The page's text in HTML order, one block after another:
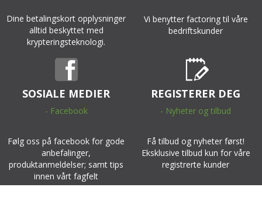
Dine betalingskort opplysninger
alltid beskyttet med
krypteringsteknologi.
Vi benytter factoring til våre
bedriftskunder
SOSIALE MEDIER
- Facebook
Følg oss på facebook for gode
anbefalinger,
produktanmeldelser; samt tips
innen vårt fagfelt
REGISTERER DEG
- Nyheter og tilbud
Få tilbud og nyheter først!
Eksklusive tilbud kun for våre
registrerte kunder